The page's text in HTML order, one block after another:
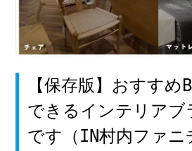
【保存版】おすすめ
できるインテリアブ
です（IN村内ファニ